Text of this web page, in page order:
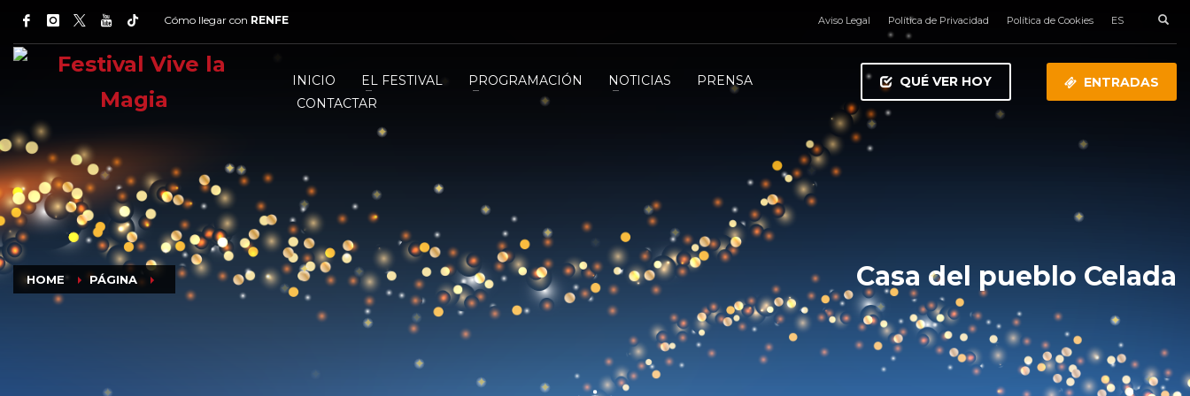
Cómo llegar con RENFE Aviso Legal Política de Privacidad Política de Cookies ES
INICIO EL FESTIVAL PROGRAMACIÓN NOTICIAS
PRENSA
CONTACTAR
QUÉ VER HOY ENTRADAS
HOME PÁGINA Casa del pueblo Celada